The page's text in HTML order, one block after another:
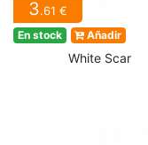
3.61 €
En stock Añadir
White Scar